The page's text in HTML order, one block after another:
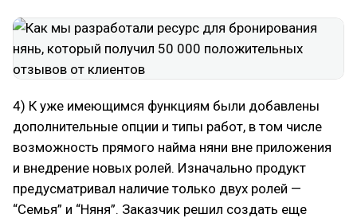
4) К уже имеющимся функциям были добавлены
дополнительные опции и типы работ, в том числе
возможность прямого найма няни вне приложения
и внедрение новых ролей. Изначально продукт
предусматривал наличие только двух ролей —
“Семья” и “Няня”. Заказчик решил создать еще